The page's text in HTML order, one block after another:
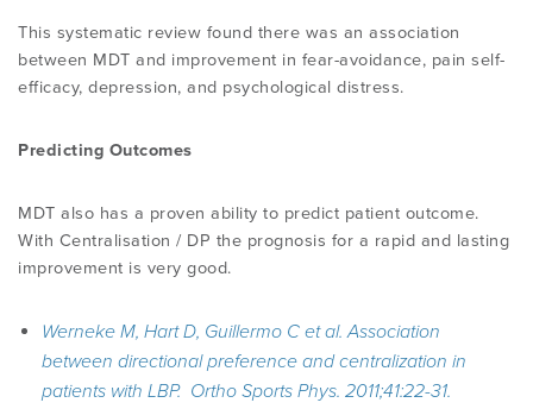
This systematic review found there was an association
between MDT and improvement in fear-avoidance, pain self-
efficacy, depression, and psychological distress.
Predicting Outcomes
MDT also has a proven ability to predict patient outcome.
With Centralisation / DP the prognosis for a rapid and lasting
improvement is very good.
Werneke M, Hart D, Guillermo C et al. Association
between directional preference and centralization in
patients with LBP. Ortho Sports Phys. 2011;41:22-31.